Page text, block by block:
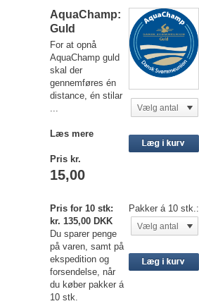
AquaChamp:
Guld
For at opnå
AquaChamp guld
skal der
gennemføres én
distance, én stilar
...
Læs mere
Pris kr.
15,00
Vælg antal
Pris for 10 stk:
kr. 135,00 DKK
Du sparer penge
på varen, samt på
ekspedition og
forsendelse, når
du køber pakker á
10 stk.
Pakker á 10 stk.:
Vælg antal